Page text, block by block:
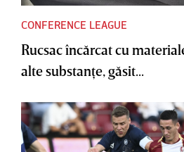
CONFERENCE LEAGUE
Rucsac încărcat cu
alte substanţe, găsit...